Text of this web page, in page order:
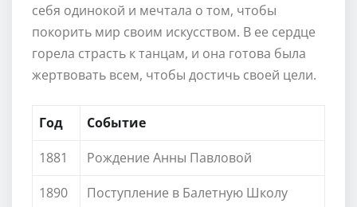
себя одинокой и мечтала о том, чтобы
покорить мир своим искусством. В ее сердце
горела страсть к танцам, и она готова была
жертвовать всем, чтобы достичь своей цели.
Год
Событие
1881
Рождение Анны Павловой
1890
Поступление в Балетную Школу